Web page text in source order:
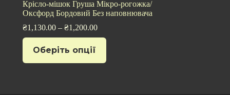
Крісло-мішок Груша Мікро-рогожка/
Оксфорд Бордовий Без наповнювача
₴1,130.00– ₴1,200.00
Оберіть опції
Цей
товар
має